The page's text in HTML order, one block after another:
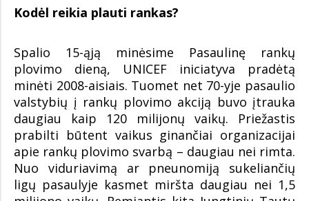
Kodėl reikia plauti rankas?
Spalio 15-ąją minėsime Pasaulinę rankų
plovimo dieną, UNICEF iniciatyva pradėtą
minėti 2008-aisiais. Tuomet net 70-yje pasaulio
valstybių į rankų plovimo akciją buvo įtrauka
daugiau kaip 120 milijonų vaikų. Priežastis
prabilti būtent vaikus ginančiai organizacijai
apie rankų plovimo svarbą – daugiau nei rimta.
Nuo viduriavimą ar pneunomiją sukeliančių
ligų pasaulyje kasmet miršta daugiau nei 1,5